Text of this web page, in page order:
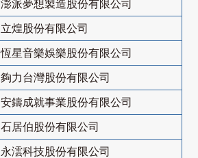
澎派夢想製造股份有限公司
立煌股份有限公司
恆星音樂娛樂股份有限公司
夠力台灣股份有限公司
安鑄成就事業股份有限公司
石居伯股份有限公司
永澐科技股份有限公司